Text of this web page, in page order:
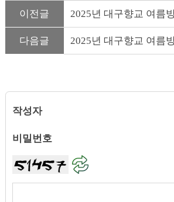
이전글
다음글
작성자
비밀번호